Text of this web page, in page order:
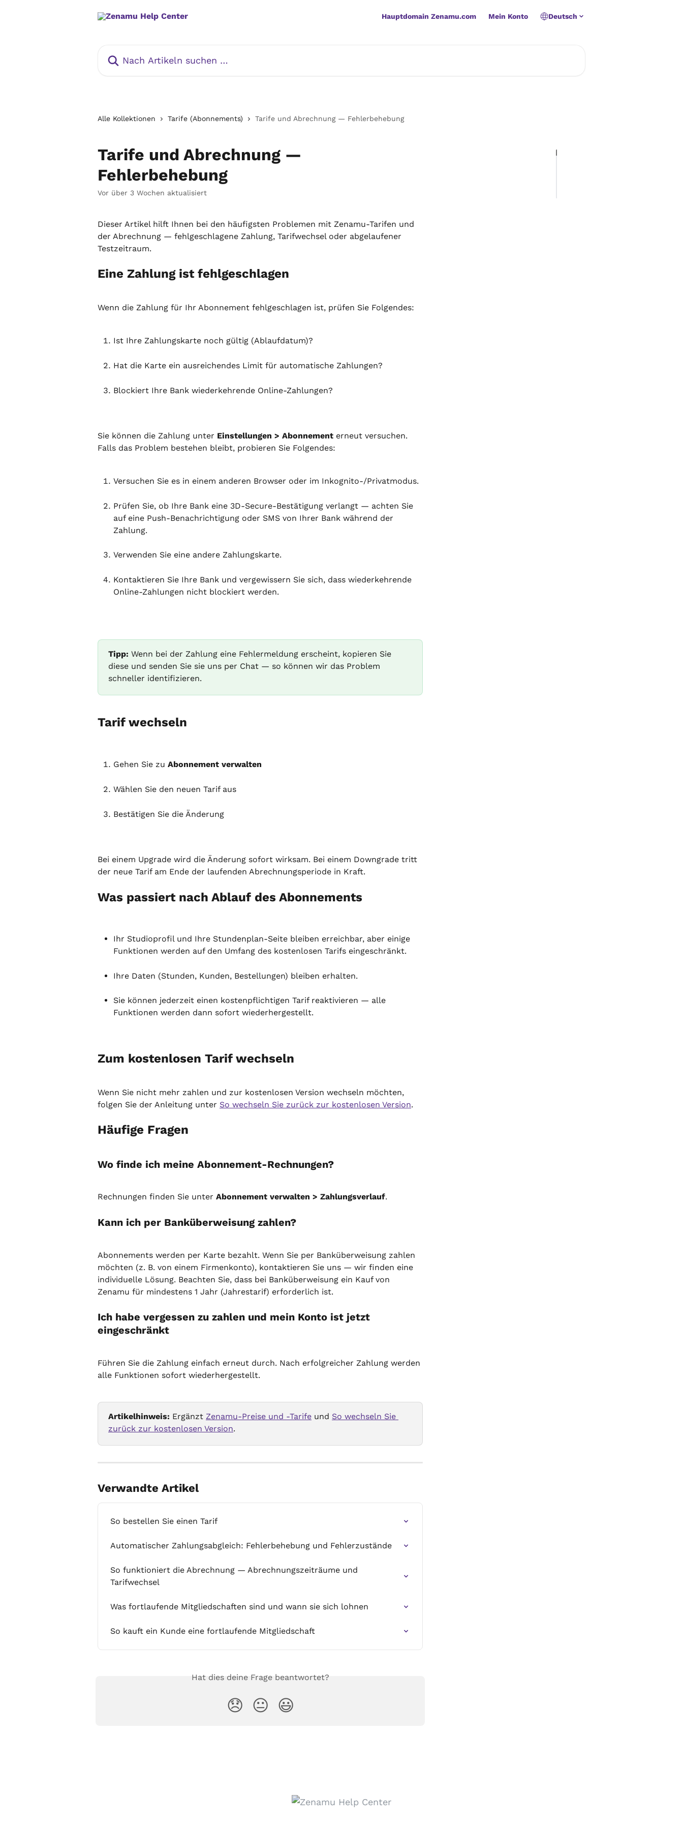
Hauptdomain Zenamu.com Mein Konto Deutsch
Alle Kollektionen Tarife (Abonnements) Tarife und Abrechnung — Fehlerbehebung
Tarife und Abrechnung —
Fehlerbehebung
Vor über 3 Wochen aktualisiert
Dieser Artikel hilft Ihnen bei den häufigsten Problemen mit Zenamu-Tarifen und
der Abrechnung — fehlgeschlagene Zahlung, Tarifwechsel oder abgelaufener
Testzeitraum.
Eine Zahlung ist fehlgeschlagen
Wenn die Zahlung für Ihr Abonnement fehlgeschlagen ist, prüfen Sie Folgendes:
Ist Ihre Zahlungskarte noch gültig (Ablaufdatum)?
Hat die Karte ein ausreichendes Limit für automatische Zahlungen?
Blockiert Ihre Bank wiederkehrende Online-Zahlungen?
Sie können die Zahlung unter Einstellungen > Abonnement erneut versuchen.
Falls das Problem bestehen bleibt, probieren Sie Folgendes:
Versuchen Sie es in einem anderen Browser oder im Inkognito-/Privatmodus.
Prüfen Sie, ob Ihre Bank eine 3D-Secure-Bestätigung verlangt — achten Sie
auf eine Push-Benachrichtigung oder SMS von Ihrer Bank während der
Zahlung.
Verwenden Sie eine andere Zahlungskarte.
Kontaktieren Sie Ihre Bank und vergewissern Sie sich, dass wiederkehrende
Online-Zahlungen nicht blockiert werden.
Tipp: Wenn bei der Zahlung eine Fehlermeldung erscheint, kopieren Sie
diese und senden Sie sie uns per Chat — so können wir das Problem
schneller identifizieren.
Tarif wechseln
Gehen Sie zu Abonnement verwalten
Wählen Sie den neuen Tarif aus
Bestätigen Sie die Änderung
Bei einem Upgrade wird die Änderung sofort wirksam. Bei einem Downgrade tritt
der neue Tarif am Ende der laufenden Abrechnungsperiode in Kraft.
Was passiert nach Ablauf des Abonnements
Ihr Studioprofil und Ihre Stundenplan-Seite bleiben erreichbar, aber einige
Funktionen werden auf den Umfang des kostenlosen Tarifs eingeschränkt.
Ihre Daten (Stunden, Kunden, Bestellungen) bleiben erhalten.
Sie können jederzeit einen kostenpflichtigen Tarif reaktivieren — alle
Funktionen werden dann sofort wiederhergestellt.
Zum kostenlosen Tarif wechseln
Wenn Sie nicht mehr zahlen und zur kostenlosen Version wechseln möchten,
folgen Sie der Anleitung unter So wechseln Sie zurück zur kostenlosen Version.
Häufige Fragen
Wo finde ich meine Abonnement-Rechnungen?
Rechnungen finden Sie unter Abonnement verwalten > Zahlungsverlauf.
Kann ich per Banküberweisung zahlen?
Abonnements werden per Karte bezahlt. Wenn Sie per Banküberweisung zahlen
möchten (z. B. von einem Firmenkonto), kontaktieren Sie uns — wir finden eine
individuelle Lösung. Beachten Sie, dass bei Banküberweisung ein Kauf von
Zenamu für mindestens 1 Jahr (Jahrestarif) erforderlich ist.
Ich habe vergessen zu zahlen und mein Konto ist jetzt
eingeschränkt
Führen Sie die Zahlung einfach erneut durch. Nach erfolgreicher Zahlung werden
alle Funktionen sofort wiederhergestellt.
Artikelhinweis: Ergänzt Zenamu-Preise und -Tarife und So wechseln Sie
zurück zur kostenlosen Version.
Verwandte Artikel
So bestellen Sie einen Tarif
Automatischer Zahlungsabgleich: Fehlerbehebung und Fehlerzustände
So funktioniert die Abrechnung — Abrechnungszeiträume und
Tarifwechsel
Was fortlaufende Mitgliedschaften sind und wann sie sich lohnen
So kauft ein Kunde eine fortlaufende Mitgliedschaft
Hat dies deine Frage beantwortet?
😞 😐 😃